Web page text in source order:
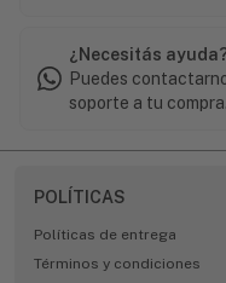
¿Necesitás
Puedes
soporte a tu compra.
POLÍTICAS
Políticas de entrega
Términos y condiciones